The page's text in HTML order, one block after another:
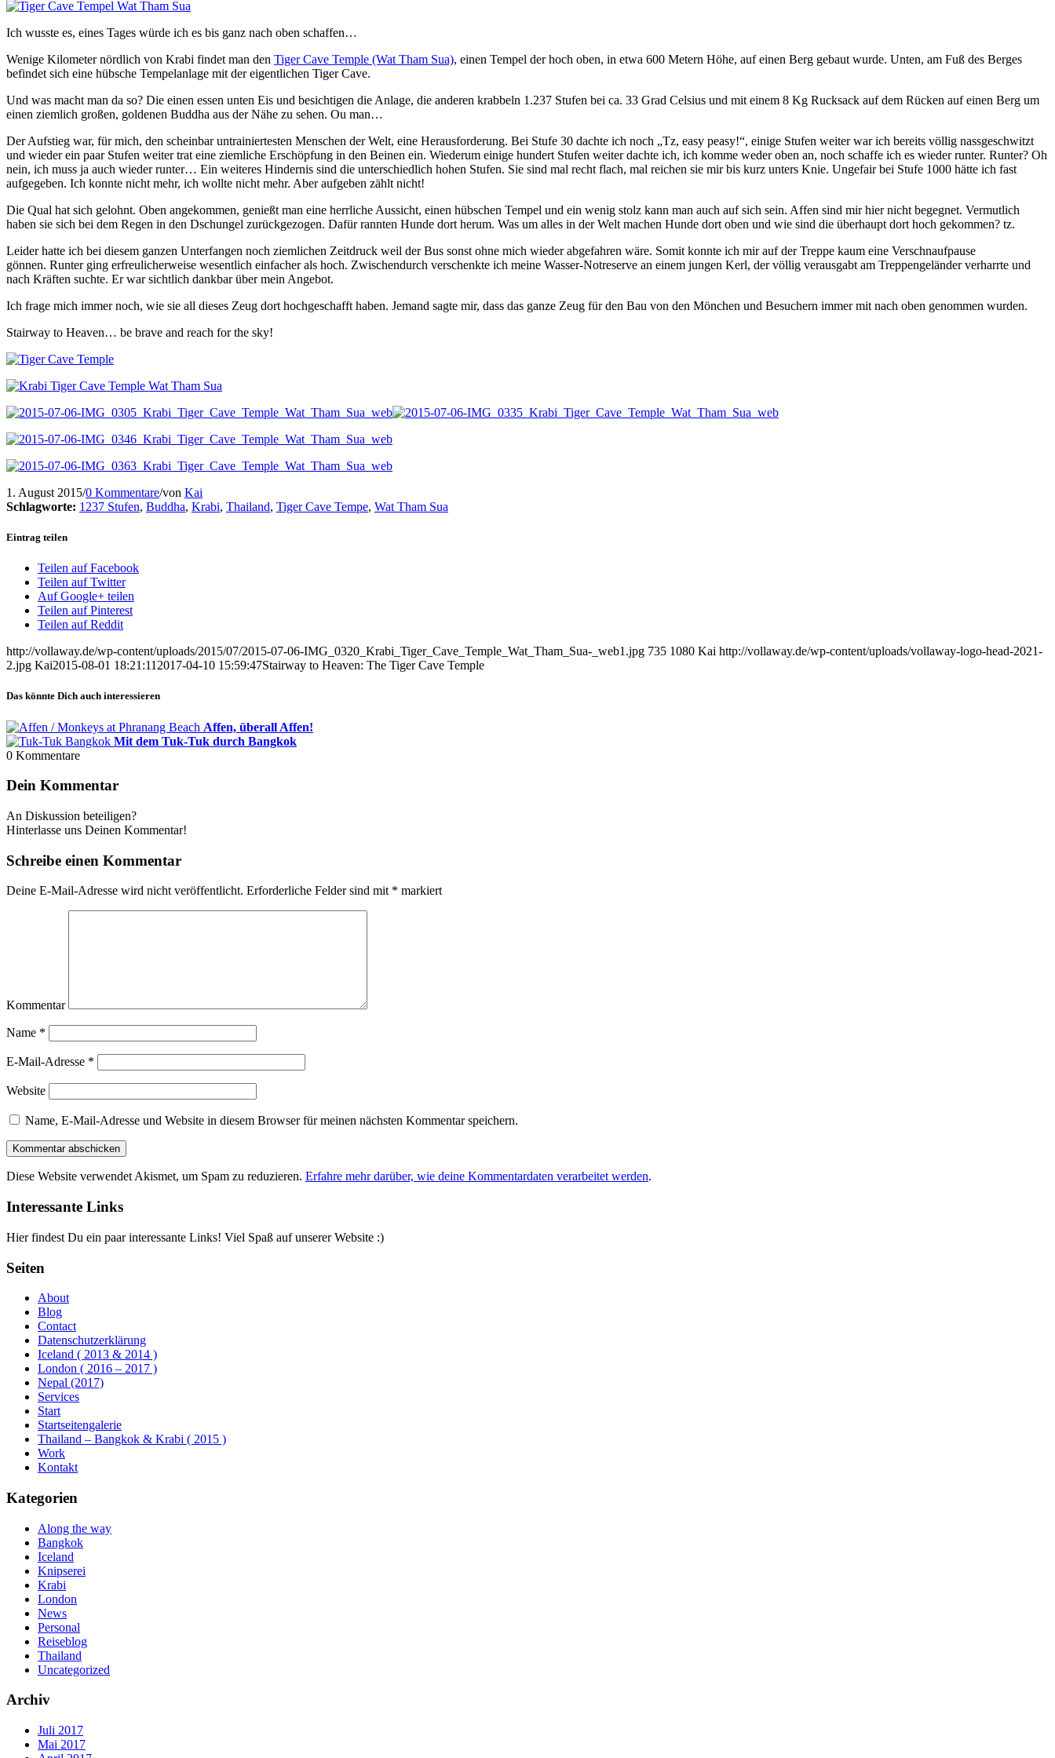
Ich wusste es, eines Tages würde ich es bis ganz nach oben schaffen…
Wenige Kilometer nördlich von Krabi findet man den Tiger Cave Temple (Wat Tham Sua), einen Tempel der hoch oben, in etwa 600 Metern Höhe, auf einen Berg gebaut wurde. Unten, am Fuß des Berges
befindet sich eine hübsche Tempelanlage mit der eigentlichen Tiger Cave.
Und was macht man da so? Die einen essen unten Eis und besichtigen die Anlage, die anderen krabbeln 1.237 Stufen bei ca. 33 Grad Celsius und mit einem 8 Kg Rucksack auf dem Rücken auf einen Berg um
einen ziemlich großen, goldenen Buddha aus der Nähe zu sehen. Ou man…
Der Aufstieg war, für mich, den scheinbar untrainiertesten Menschen der Welt, eine Herausforderung. Bei Stufe 30 dachte ich noch „Tz, easy peasy!“, einige Stufen weiter war ich bereits völlig nassgeschwitzt
und wieder ein paar Stufen weiter trat eine ziemliche Erschöpfung in den Beinen ein. Wiederum einige hundert Stufen weiter dachte ich, ich komme weder oben an, noch schaffe ich es wieder runter. Runter? Oh
nein, ich muss ja auch wieder runter… Ein weiteres Hindernis sind die unterschiedlich hohen Stufen. Sie sind mal recht flach, mal reichen sie mir bis kurz unters Knie. Ungefair bei Stufe 1000 hätte ich fast
aufgegeben. Ich konnte nicht mehr, ich wollte nicht mehr. Aber aufgeben zählt nicht!
Die Qual hat sich gelohnt. Oben angekommen, genießt man eine herrliche Aussicht, einen hübschen Tempel und ein wenig stolz kann man auch auf sich sein. Affen sind mir hier nicht begegnet. Vermutlich
haben sie sich bei dem Regen in den Dschungel zurückgezogen. Dafür rannten Hunde dort herum. Was um alles in der Welt machen Hunde dort oben und wie sind die überhaupt dort hoch gekommen? tz.
Leider hatte ich bei diesem ganzen Unterfangen noch ziemlichen Zeitdruck weil der Bus sonst ohne mich wieder abgefahren wäre. Somit konnte ich mir auf der Treppe kaum eine Verschnaufpause
gönnen. Runter ging erfreulicherweise wesentlich einfacher als hoch. Zwischendurch verschenkte ich meine Wasser-Notreserve an einem jungen Kerl, der völlig verausgabt am Treppengeländer verharrte und
nach Kräften suchte. Er war sichtlich dankbar über mein Angebot.
Ich frage mich immer noch, wie sie all dieses Zeug dort hochgeschafft haben. Jemand sagte mir, dass das ganze Zeug für den Bau von den Mönchen und Besuchern immer mit nach oben genommen wurden.
Stairway to Heaven… be brave and reach for the sky!
1. August 2015/0 Kommentare/von Kai
Schlagworte: 1237 Stufen, Buddha, Krabi, Thailand, Tiger Cave Tempe, Wat Tham Sua
Eintrag teilen
Teilen auf Facebook
Teilen auf Twitter
Auf Google+ teilen
Teilen auf Pinterest
Teilen auf Reddit
http://vollaway.de/wp-content/uploads/2015/07/2015-07-06-IMG_0320_Krabi_Tiger_Cave_Temple_Wat_Tham_Sua-_web1.jpg 735 1080 Kai http://vollaway.de/wp-content/uploads/vollaway-logo-head-2021-
2.jpg Kai2015-08-01 18:21:11 2017-04-10 15:59:47Stairway to Heaven: The Tiger Cave Temple
Das könnte Dich auch interessieren
Affen, überall Affen!
Mit dem Tuk-Tuk durch Bangkok
0 Kommentare
Dein Kommentar
An Diskussion beteiligen?
Hinterlasse uns Deinen Kommentar!
Schreibe einen Kommentar
Deine E-Mail-Adresse wird nicht veröffentlicht. Erforderliche Felder sind mit * markiert
Kommentar
Name *
E-Mail-Adresse *
Website
Name, E-Mail-Adresse und Website in diesem Browser für meinen nächsten Kommentar speichern.
Diese Website verwendet Akismet, um Spam zu reduzieren. Erfahre mehr darüber, wie deine Kommentardaten verarbeitet werden.
Interessante Links
Hier findest Du ein paar interessante Links! Viel Spaß auf unserer Website :)
Seiten
About
Blog
Contact
Datenschutzerklärung
Iceland ( 2013 & 2014 )
London ( 2016 – 2017 )
Nepal (2017)
Services
Start
Startseitengalerie
Thailand – Bangkok & Krabi ( 2015 )
Work
Kontakt
Kategorien
Along the way
Bangkok
Iceland
Knipserei
Krabi
London
News
Personal
Reiseblog
Thailand
Uncategorized
Archiv
Juli 2017
Mai 2017